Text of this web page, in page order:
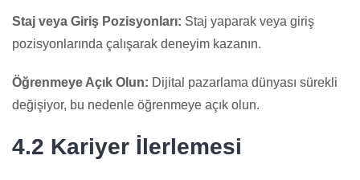
Staj veya Giriş Pozisyonları: Staj yaparak veya giriş
pozisyonlarında çalışarak deneyim kazanın.
Öğrenmeye Açık Olun: Dijital pazarlama dünyası sürekli
değişiyor, bu nedenle öğrenmeye açık olun.
4.2 Kariyer İlerlemesi